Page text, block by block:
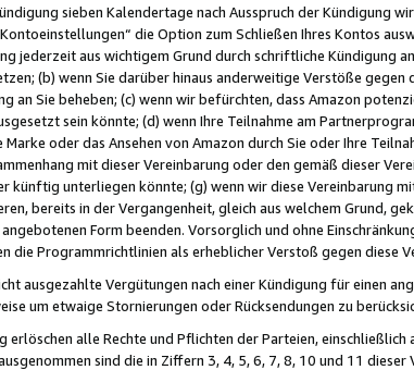
sieben Kalendertage nach Ausspruch der Kündigung
die Option zum Schließen Ihres Kontos
jederzeit aus wichtigem Grund durch schriftliche Kündigung
(b) wenn Sie darüber hinaus anderweitige Verstöße
an Sie beheben; (c) wenn wir befürchten, dass Amazon
sein könnte; (d) wenn Ihre Teilnahme am
Marke oder das Ansehen von Amazon durch Sie oder Ihre
mit dieser Vereinbarung oder den gemäß dieser
unterliegen könnte; (g) wenn wir diese Vereinbarung
bereits in der Vergangenheit, gleich aus welchem Grund,
Form beenden. Vorsorglich und ohne
die Programmrichtlinien als erheblicher Verstoß gegen diese
ausgezahlte Vergütungen nach einer Kündigung für einen
um etwaige Stornierungen oder Rücksendungen zu
erlöschen alle Rechte und Pflichten der Parteien,
sind die in Ziffern 3, 4, 5, 6, 7, 8, 10 und 11